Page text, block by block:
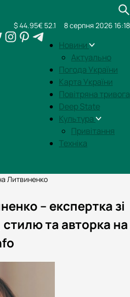
Новини
Актуально
Погода України
Карта України
Повітряна тривога
Deep State
Культура
Привітання
Техніка
$ 44.95€ 52.1 8 серпня 2026 16:18
Литвиненко
– експертка зі
та авторка на